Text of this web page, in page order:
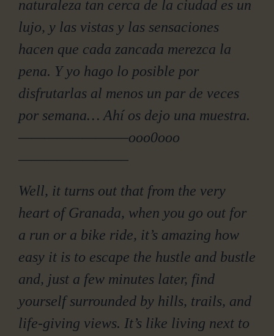
naturaleza tan cerca de la ciudad es un
lujo, y las vistas y las sensaciones
hacen que cada zancada merezca la
pena. Y yo hago lo posible por
disfrutarlas al menos un par de veces
por semana… Ahí os dejo una muestra.
————————–ooo0ooo
————————–
Well, it turns out that from the very
heart of Granada, when you go out for
a run or a bike ride, it’s amazing how
easy it is to escape the hustle and bustle
and, just a few minutes later, find
yourself surrounded by hills, trails, and
life-giving views. It’s like living next to